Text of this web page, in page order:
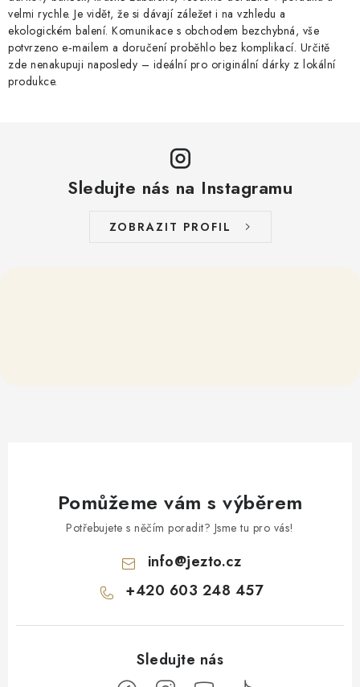
velmi rychle. Je vidět, že si dávají záležet i na vzhledu a
ekologickém balení. Komunikace s obchodem bezchybná, vše
potvrzeno e‑mailem a doručení proběhlo bez komplikací. Určitě
zde nenakupuji naposledy – ideální pro originální dárky z lokální
produkce.
Sledujte nás na Instagramu
ZOBRAZIT PROFIL
Pomůžeme vám s výběrem
Potřebujete s něčím poradit? Jsme tu pro vás!
info@jezto.cz
+420 603 248 457